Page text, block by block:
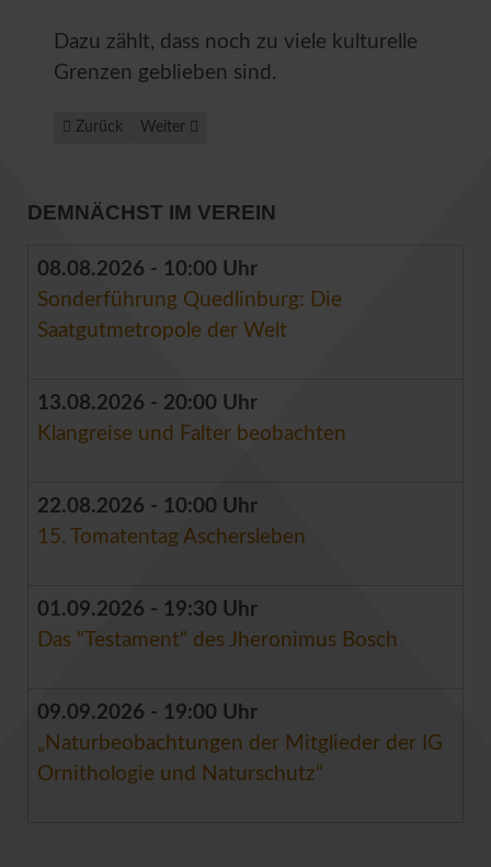
Dazu zählt, dass noch zu viele kulturelle
Grenzen geblieben sind.
Vorheriger Beitrag: 1100 Jahre Quedlinburg
Zurück Nächster Beitrag: 22. April 2021: 1099.-
Weiter
DEMNÄCHST IM VEREIN
08.08.2026 - 10:00 Uhr
Sonderführung Quedlinburg: Die
Saatgutmetropole der Welt
13.08.2026 - 20:00 Uhr
Klangreise und Falter beobachten
22.08.2026 - 10:00 Uhr
15. Tomatentag Aschersleben
01.09.2026 - 19:30 Uhr
Das "Testament" des Jheronimus Bosch
09.09.2026 - 19:00 Uhr
„Naturbeobachtungen der Mitglieder der IG
Ornithologie und Naturschutz“